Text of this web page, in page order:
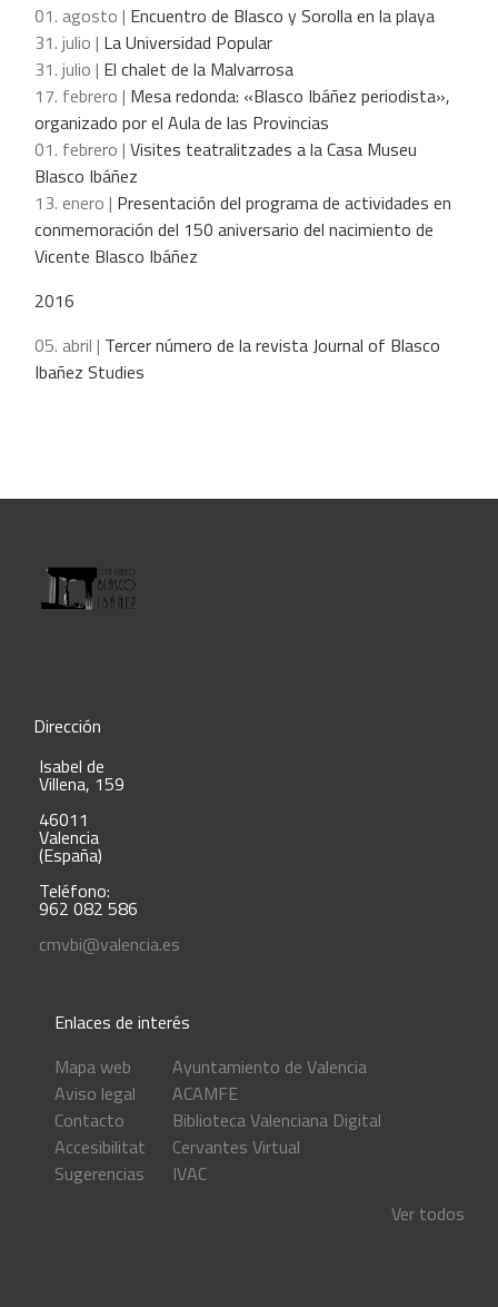
01. agosto | Encuentro de Blasco y Sorolla en la playa
31. julio | La Universidad Popular
31. julio | El chalet de la Malvarrosa
17. febrero | Mesa redonda: «Blasco Ibáñez periodista»,
organizado por el Aula de las Provincias
01. febrero | Visites teatralitzades a la Casa Museu
Blasco Ibáñez
13. enero | Presentación del programa de actividades en
conmemoración del 150 aniversario del nacimiento de
Vicente Blasco Ibáñez
2016
05. abril | Tercer número de la revista Journal of Blasco
Ibañez Studies
Dirección
Isabel de
Villena, 159
46011
Valencia
(España)
Teléfono:
962 082 586
cmvbi@valencia.es
Enlaces de interés
Mapa web
Aviso legal
Contacto
Accesibilitat
Sugerencias
Ayuntamiento de Valencia
ACAMFE
Biblioteca Valenciana Digital
Cervantes Virtual
IVAC
Ver todos